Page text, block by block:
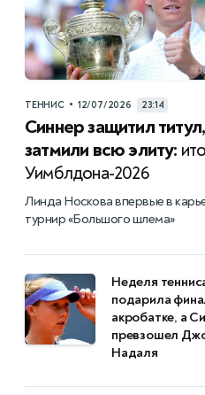
ТЕННИС • 12/07/2026 23:14
Синнер защитил
затмили всю элиту:
Уимблдона-2026
Линда Носкова впервые в
турнир «Большого шлема»
Неделя
подарила
акробатке, а
превзошел
Надаля